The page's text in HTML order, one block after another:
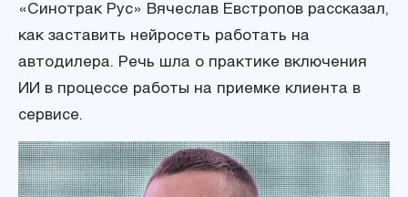
«Синотрак Рус» Вячеслав Евстропов рассказал,
как заставить нейросеть работать на
автодилера. Речь шла о практике включения
ИИ в процессе работы на приемке клиента в
сервисе.